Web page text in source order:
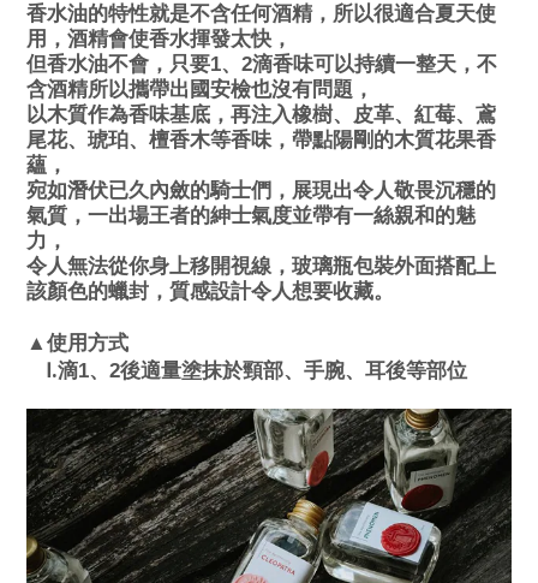
香水油的特性就是不含任何酒精，所以很適合夏天使
用，酒精會使香水揮發太快，
但香水油不會，只要1、2滴香味可以持續一整天，不
含酒精所以攜帶出國安檢也沒有問題，
以木質作為香味基底，再注入橡樹、皮革、紅莓、鳶
尾花、琥珀、檀香木等香味，帶點陽剛的木質花果香
蘊，
宛如潛伏已久內斂的騎士們，展現出令人敬畏沉穩的
氣質，一出場王者的紳士氣度並帶有一絲親和的魅
力，
令人無法從你身上移開視線 ，玻璃瓶包裝外面搭配上
該顏色的蠟封，質感設計令人想要收藏。
▲使用方式
Ⅰ.滴1、2後適量塗抹於頸部、手腕、耳後等部位